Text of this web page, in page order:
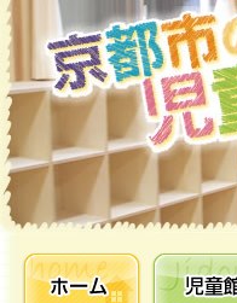
ホーム 児童館とは